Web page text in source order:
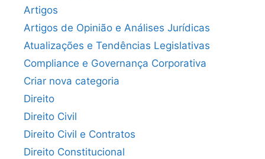
Artigos
Artigos de Opinião e Análises Jurídicas
Atualizações e Tendências Legislativas
Compliance e Governança Corporativa
Criar nova categoria
Direito
Direito Civil
Direito Civil e Contratos
Direito Constitucional